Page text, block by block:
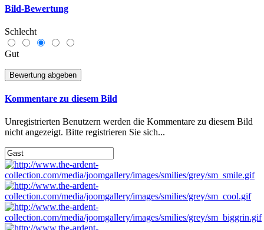
Bild-Bewertung
Schlecht
Gut
Kommentare zu diesem Bild
Unregistrierten Benutzern werden die Kommentare zu diesem Bild
nicht angezeigt. Bitte registrieren Sie sich...